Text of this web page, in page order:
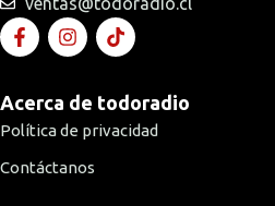
Acerca de todoradio
Política de privacidad
Contáctanos